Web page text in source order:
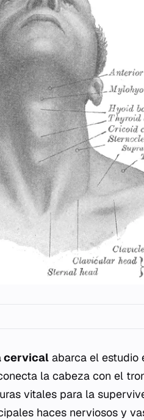
cervical abarca el estudio
la cabeza con el
vitales para la
haces nerviosos y